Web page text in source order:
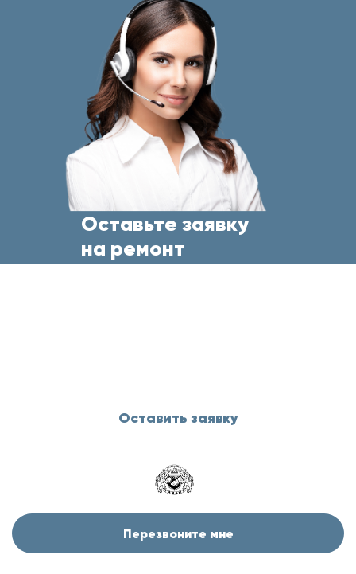
Оставьте заявку
на ремонт
Оставить заявку
Перезвоните мне